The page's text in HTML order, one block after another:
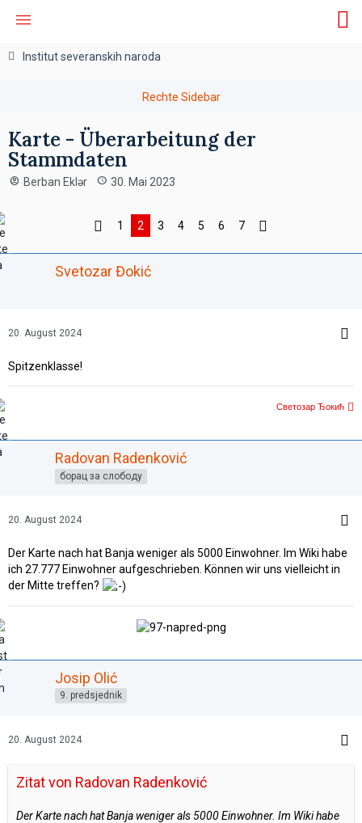
Institut severanskih naroda
Karte - Überarbeitung der
Stammdaten
Berban Eklər 30. Mai 2023
1 2 3 4 5 6 7
Svetozar Đokić
20. August 2024
Spitzenklasse!
Светозар Ђокић
Radovan Radenković
борац за слободу
20. August 2024
Der Karte nach hat Banja weniger als 5000 Einwohner. Im Wiki habe
ich 27.777 Einwohner aufgeschrieben. Können wir uns vielleicht in
der Mitte treffen?
Josip Olić
9. predsjednik
20. August 2024
Zitat von Radovan Radenković
Der Karte nach hat Banja weniger als 5000 Einwohner. Im Wiki habe